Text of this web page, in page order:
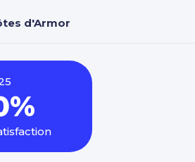
d'Armor